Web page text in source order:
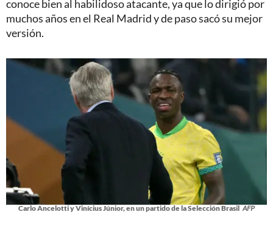
conoce bien al habilidoso atacante, ya que lo dirigió por
muchos años en el Real Madrid y de paso sacó su mejor
versión.
Carlo Ancelotti y Vinícius Júnior, en un partido de la Selección Brasil AFP